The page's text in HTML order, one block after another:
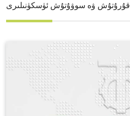
قۇرۇتۇش ۋە سوۋۇتۇش ئۈسكۈنىلىرى